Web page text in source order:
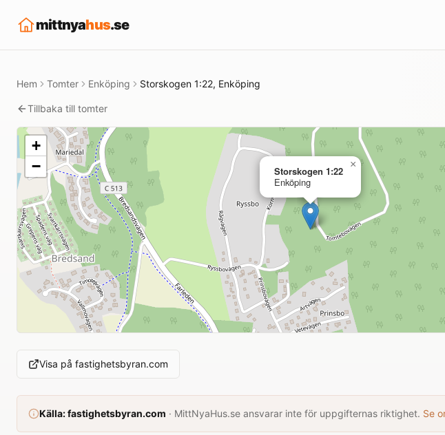
mittnyahus.se
Hem Tomter Enköping Storskogen 1:22, Enköping
Tillbaka till tomter
Storskogen 1:22
Enköping
×
+
−
Visa på fastighetsbyran.com
Källa:fastighetsbyran.com · MittNyaHus.se ansvarar inte för uppgifternas riktighet. Se